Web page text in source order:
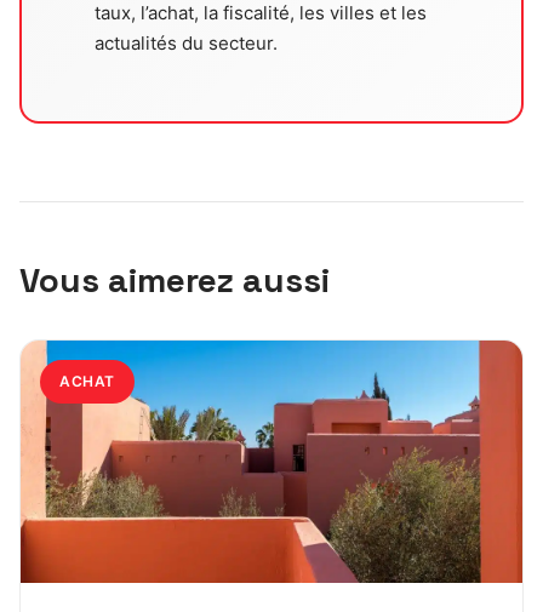
taux, l’achat, la fiscalité, les villes et les
actualités du secteur.
Vous aimerez aussi
ACHAT